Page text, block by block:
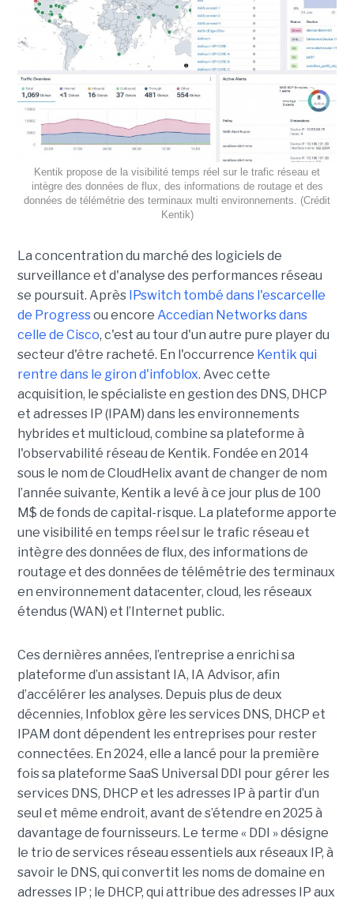
Kentik propose de la visibilité temps réel sur le trafic réseau et
intègre des données de flux, des informations de routage et des
données de télémétrie des terminaux multi environnements. (Crédit
Kentik)
La concentration du marché des logiciels de
surveillance et d'analyse des performances réseau
se poursuit. Après IPswitch tombé dans l'escarcelle
de Progressou encore Accedian Networks dans
celle de Cisco, c'est au tour d'un autre pure player du
secteur d'être racheté. En l'occurrence Kentik qui
rentre dans le giron d'infoblox. Avec cette
acquisition, le spécialiste en gestion des DNS, DHCP
et adresses IP (IPAM) dans les environnements
hybrides et multicloud, combine sa plateforme à
l'observabilité réseau de Kentik. Fondée en 2014
sous le nom de CloudHelix avant de changer de nom
l’année suivante, Kentik a levé à ce jour plus de 100
M$ de fonds de capital-risque. La plateforme apporte
une visibilité en temps réel sur le trafic réseau et
intègre des données de flux, des informations de
routage et des données de télémétrie des terminaux
en environnement datacenter, cloud, les réseaux
étendus (WAN) et l’Internet public.
Ces dernières années, l’entreprise a enrichi sa
plateforme d’un assistant IA, IA Advisor, afin
d’accélérer les analyses. Depuis plus de deux
décennies, Infoblox gère les services DNS, DHCP et
IPAM dont dépendent les entreprises pour rester
connectées. En 2024, elle a lancé pour la première
fois sa plateforme SaaS Universal DDI pour gérer les
services DNS, DHCP et les adresses IP à partir d’un
seul et même endroit, avant de s’étendre en 2025 à
davantage de fournisseurs. Le terme « DDI » désigne
le trio de services réseau essentiels aux réseaux IP, à
savoir le DNS, qui convertit les noms de domaine en
adresses IP ; le DHCP, qui attribue des adresses IP aux